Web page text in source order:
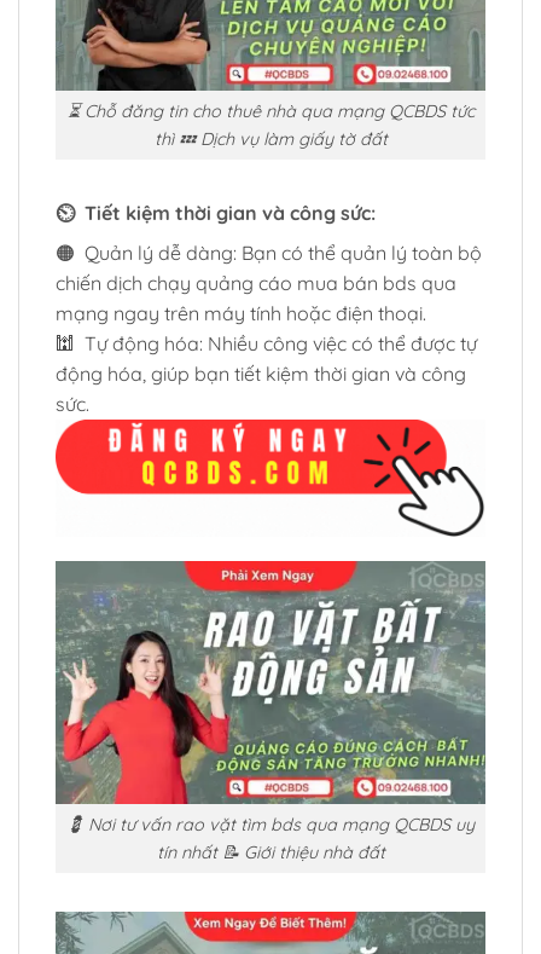
⏳ Chỗ đăng tin cho thuê nhà qua mạng QCBDS tức
thì 💤 Dịch vụ làm giấy tờ đất
⏲️ Tiết kiệm thời gian và công sức:
🟠 Quản lý dễ dàng: Bạn có thể quản lý toàn bộ
chiến dịch chạy quảng cáo mua bán bds qua
mạng ngay trên máy tính hoặc điện thoại.
🕍 Tự động hóa: Nhiều công việc có thể được tự
động hóa, giúp bạn tiết kiệm thời gian và công
sức.
💈 Nơi tư vấn rao vặt tìm bds qua mạng QCBDS uy
tín nhất 📝 Giới thiệu nhà đất